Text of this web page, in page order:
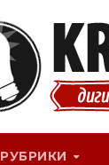
РУБРИКИ